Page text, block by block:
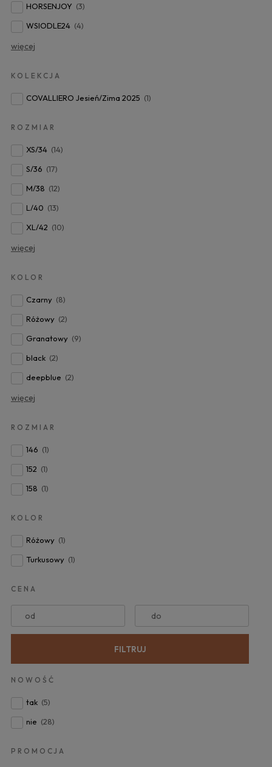
HORSENJOY (3)
WSIODLE24 (4)
więcej
KOLEKCJA
COVALLIERO Jesień/Zima 2025 (1)
ROZMIAR
XS/34 (14)
S/36 (17)
M/38 (12)
L/40 (13)
XL/42 (10)
więcej
KOLOR
Czarny (8)
Różowy (2)
Granatowy (9)
black (2)
deepblue (2)
więcej
ROZMIAR
146 (1)
152 (1)
158 (1)
KOLOR
Różowy (1)
Turkusowy (1)
CENA
od do
FILTRUJ
NOWOŚĆ
tak (5)
nie (28)
PROMOCJA